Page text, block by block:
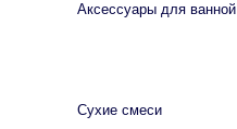
Аксессуары для ванной
Сухие смеси